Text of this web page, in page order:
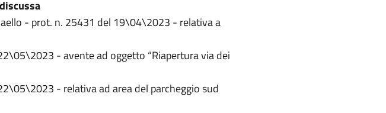
discussa
- prot. n. 25431 del 19\04\2023 - relativa a
- avente ad oggetto “Riapertura via dei
- relativa ad area del parcheggio sud